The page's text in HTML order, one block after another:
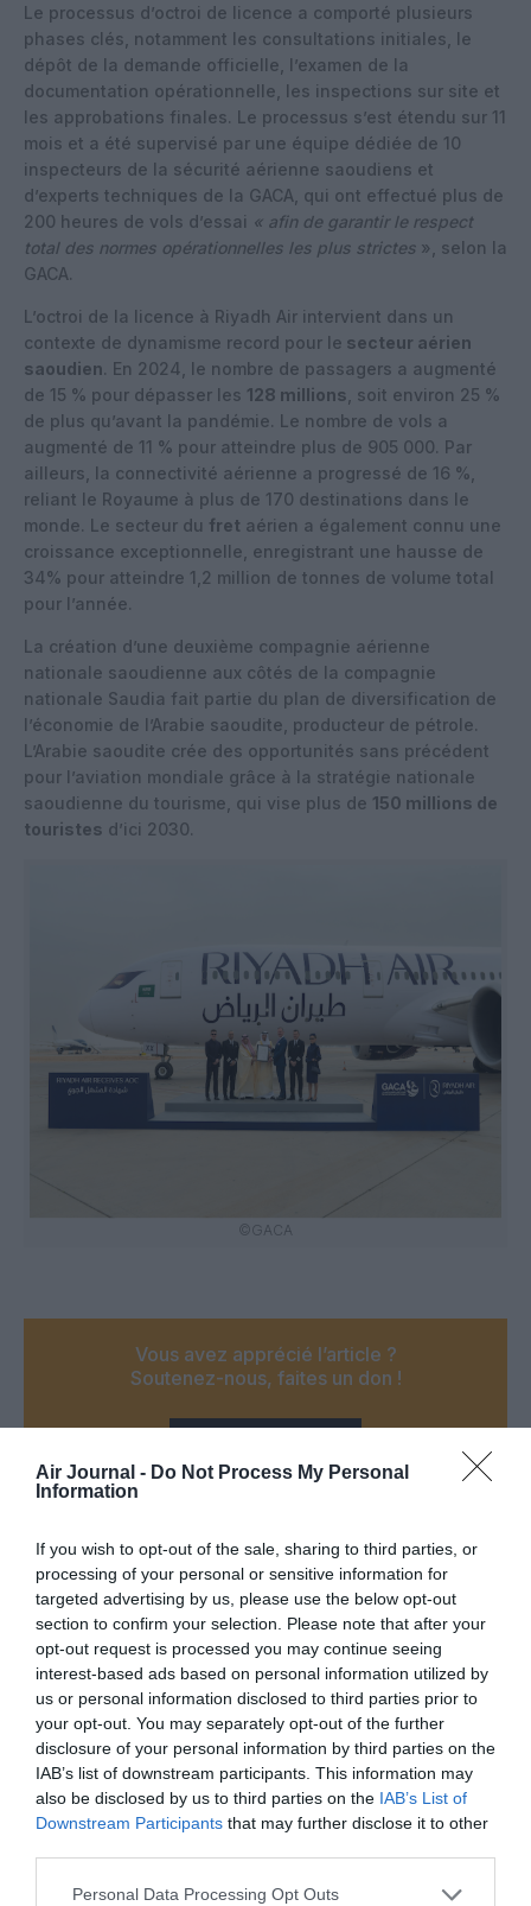
Air Journal - Do Not Process My Personal
Information
If you wish to opt-out of the sale, sharing to third parties, or
processing of your personal or sensitive information for
targeted advertising by us, please use the below opt-out
section to confirm your selection. Please note that after your
opt-out request is processed you may continue seeing
interest-based ads based on personal information utilized by
us or personal information disclosed to third parties prior to
your opt-out. You may separately opt-out of the further
disclosure of your personal information by third parties on the
IAB’s list of downstream participants. This information may
also be disclosed by us to third parties on the IAB’s List of
Downstream Participants that may further disclose it to other
Personal Data Processing Opt Outs
Le processus d’octroi de licence a comporté plusieurs
phases clés, notamment les consultations initiales, le
dépôt de la demande officielle, l’examen de la
documentation opérationnelle, les inspections sur site et
les approbations finales. Le processus s’est étendu sur 11
mois et a été supervisé par une équipe dédiée de 10
inspecteurs de la sécurité aérienne saoudiens et
d’experts techniques de la GACA, qui ont effectué plus de
200 heures de vols d’essai « afin de garantir le respect
total des normes opérationnelles les plus strictes », selon la
GACA.
L’octroi de la licence à Riyadh Air intervient dans un
contexte de dynamisme record pour le secteur aérien
saoudien. En 2024, le nombre de passagers a augmenté
de 15 % pour dépasser les 128 millions , soit environ 25 %
de plus qu’avant la pandémie. Le nombre de vols a
augmenté de 11 % pour atteindre plus de 905 000. Par
ailleurs, la connectivité aérienne a progressé de 16 %,
reliant le Royaume à plus de 170 destinations dans le
monde. Le secteur du fret aérien a également connu une
croissance exceptionnelle, enregistrant une hausse de
34% pour atteindre 1,2 million de tonnes de volume total
pour l’année.
La création d’une deuxième compagnie aérienne
nationale saoudienne aux côtés de la compagnie
nationale Saudia fait partie du plan de diversification de
l’économie de l’Arabie saoudite, producteur de pétrole.
L’Arabie saoudite crée des opportunités sans précédent
pour l’aviation mondiale grâce à la stratégie nationale
saoudienne du tourisme, qui vise plus de 150 millions de
touristes d’ici 2030.
©GACA
Vous avez apprécié l’article ?
Soutenez-nous, faites un don !
PARTAGER L'ARTICLE
FacebookTwitterPinterestLinkedInEmail Print
Aucun commentaire !